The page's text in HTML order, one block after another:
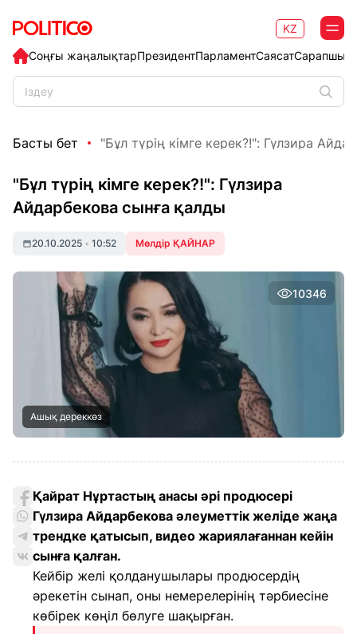
Соңғы жаңалықтарПрезидентПарламентСаясат
KZ
Басты бет "Бұл түрің кімге керек?!": Гүлзира
"Бұл түрің кімге керек?!": Гүлзира
Айдарбекова сынға қалды
20.10.2025 • 10:52 Мөлдір ҚАЙНАР
10346
Ашық дереккөз
Қайрат Нұртастың анасы әрі продюсері
Гүлзира Айдарбекова әлеуметтік желіде жаңа
трендке қатысып, видео жариялағаннан кейін
сынға қалған.
Кейбір желі қолданушылары продюсердің
әрекетін сынап, оны немерелерінің тәрбиесіне
көбірек көңіл бөлуге шақырған.